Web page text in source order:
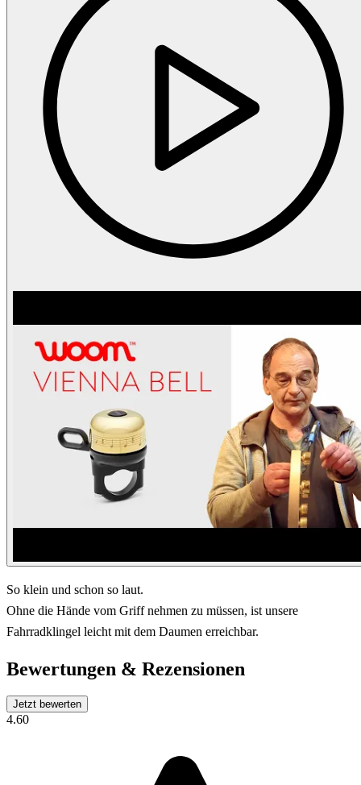
So klein und schon so laut.
Ohne die Hände vom Griff nehmen zu müssen, ist unsere
Fahrradklingel leicht mit dem Daumen erreichbar.
Bewertungen & Rezensionen
Jetzt bewerten
4.60